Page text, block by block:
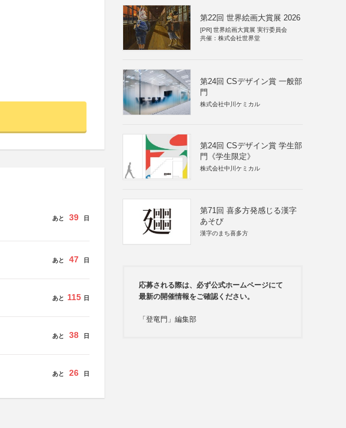
あと 39 日
あと 47 日
あと 115 日
あと 38 日
あと 26 日
第22回 世界絵画大賞展 2026
[PR] 世界絵画大賞展 実行委員会
共催：株式会社世界堂
第24回 CSデザイン賞 一般部
門
株式会社中川ケミカル
第24回 CSデザイン賞 学生部
門《学生限定》
株式会社中川ケミカル
第71回 喜多方発感じる漢字
あそび
漢字のまち喜多方
応募される際は、必ず公式ホームページにて
最新の開催情報をご確認ください。
「登竜門」編集部